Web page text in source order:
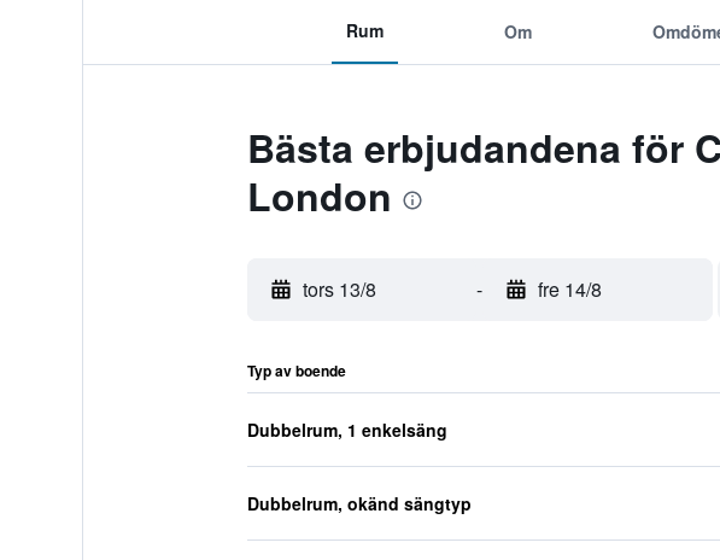
Rum Om
Bästa erbjudandena för
London
tors 13/8 - fre 14/8
Typ av boende
Dubbelrum, 1 enkelsäng
Dubbelrum, okänd sängtyp